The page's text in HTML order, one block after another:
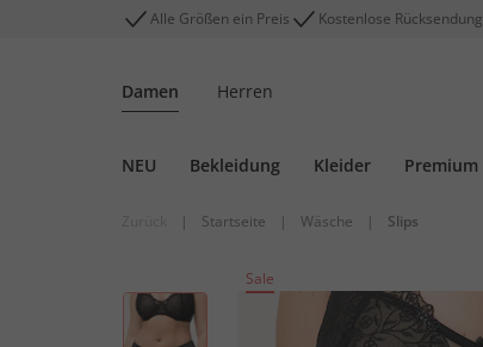
Alle Größen ein Preis Kostenlose Rücksendung
Damen Herren
NEU Bekleidung Kleider Premium
| Startseite | Wäsche | Slips
Sale